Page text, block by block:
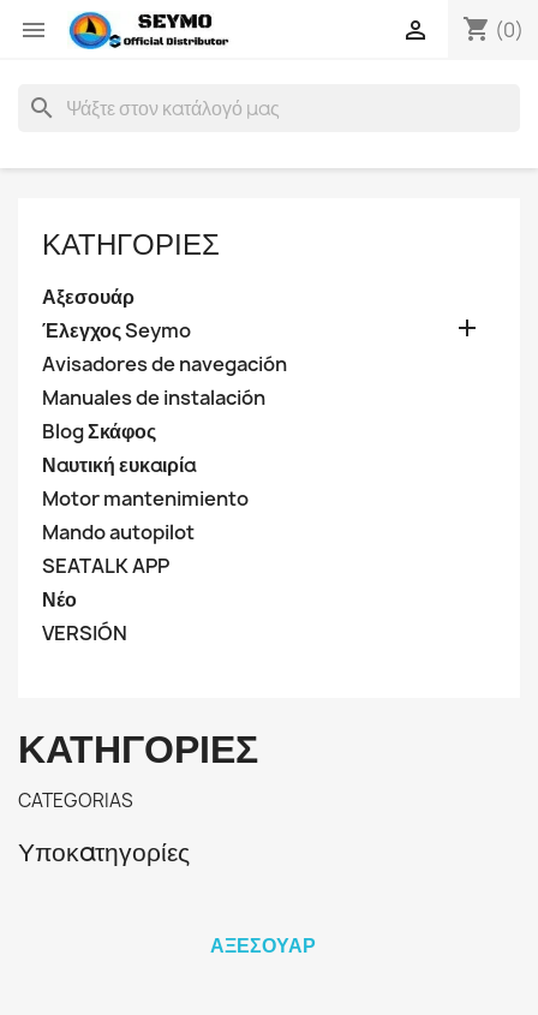
 shopping_cart (0)

search
ΚΑΤΗΓΟΡΊΕΣ
Αξεσουάρ
Έλεγχος Seymo

Avisadores de navegación
Manuales de instalación
Blog Σκάφος
Ναυτική ευκαιρία
Motor mantenimiento
Mando autopilot
SEATALK APP
Νέο
VERSIÓN
ΚΑΤΗΓΟΡΊΕΣ
CATEGORIAS
Υποκατηγορίες
ΑΞΕΣΟΥΆΡ